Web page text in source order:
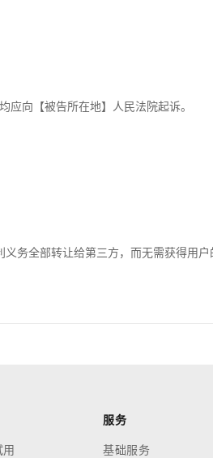
向【被告所在地】人民法院起诉。
务全部转让给第三方，而无需获得用
用
服务
基础服务